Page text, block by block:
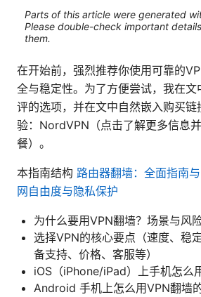
Parts of this article were generated
Please double-check important
them.
在开始前，强烈推荐你使用可靠的
全与稳定性。为了方便尝试，我在
评的选项，并在文中自然嵌入购买
验：NordVPN（点击了解更多信息
餐）。
本指南结构 路由器翻墙：全面指南
网自由度与隐私保护
为什么要用VPN翻墙？场景与风
选择VPN的核心要点（速度、稳
备支持、价格、客服等）
iOS（iPhone/iPad）上手机怎么
Android 手机上怎么用VPN翻墙